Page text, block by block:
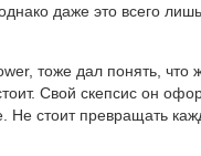
даже это всего
тоже дал понять, что
Свой скепсис он
стоит превращать